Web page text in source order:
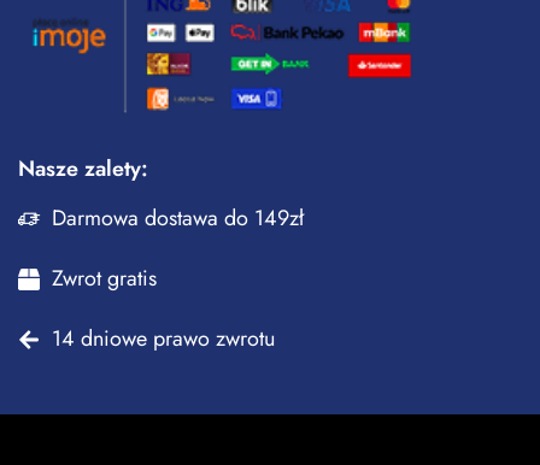
Nasze zalety:
Darmowa dostawa do 149zł
Zwrot gratis
14 dniowe prawo zwrotu